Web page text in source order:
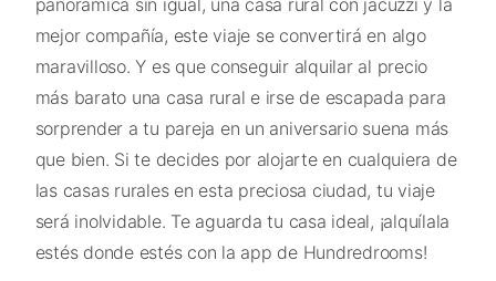
mejor compañía, este viaje se convertirá en algo
maravilloso. Y es que conseguir alquilar al precio
más barato una casa rural e irse de escapada para
sorprender a tu pareja en un aniversario suena más
que bien. Si te decides por alojarte en cualquiera de
las casas rurales en esta preciosa ciudad, tu viaje
será inolvidable. Te aguarda tu casa ideal, ¡alquílala
estés donde estés con la app de Hundredrooms!